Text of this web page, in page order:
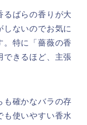
るばらの香りが大
しないのでお気に
。特に「薔薇の香
できるほど、主張
も確かなバラの存
も使いやすい香水